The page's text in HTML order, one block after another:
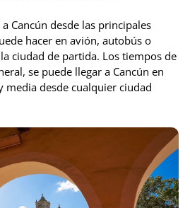
Cancún desde las principales
hacer en avión, autobús o
ciudad de partida. Los tiempos de
se puede llegar a Cancún en
media desde cualquier ciudad